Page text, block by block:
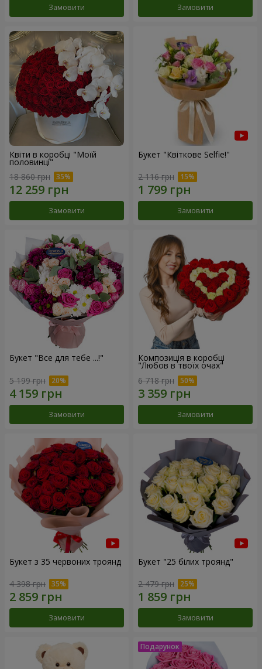
Замовити Замовити
Квіти в коробці "Моїй
половинці"
18 860 грн
Замовити
Букет "Квіткове Selfie!"
2 116 грн
Замовити
Букет "Все для тебе ...!"
5 199 грн
Замовити
Композиція в коробці
"Любов в твоїх очах"
6 718 грн
Замовити
Букет з 35 червоних троянд
4 398 грн
Замовити
Букет "25 білих троянд"
2 479 грн
Замовити